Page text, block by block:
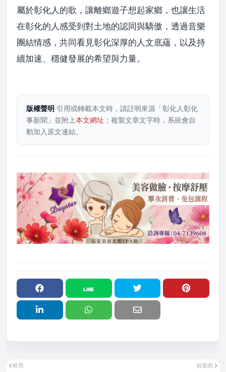
屬於彰化人的歌，讓離鄉遊子想起家鄉，也讓生活
在彰化的人感受到對土地的認同與驕傲，透過音樂
團結情感，共同看見彰化深厚的人文底蘊，以及持
續加速、穩健發展的希望與力量。
版權聲明 引用或轉載本文時，請註明來源「彰化人彰化
事新聞」並附上本文網址 ；複製文章文字時，系統會自
動加入原文連結。
較新的
較舊